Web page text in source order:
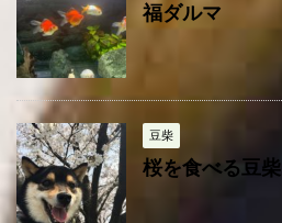
福ダルマ
豆柴
桜を食べる豆柴